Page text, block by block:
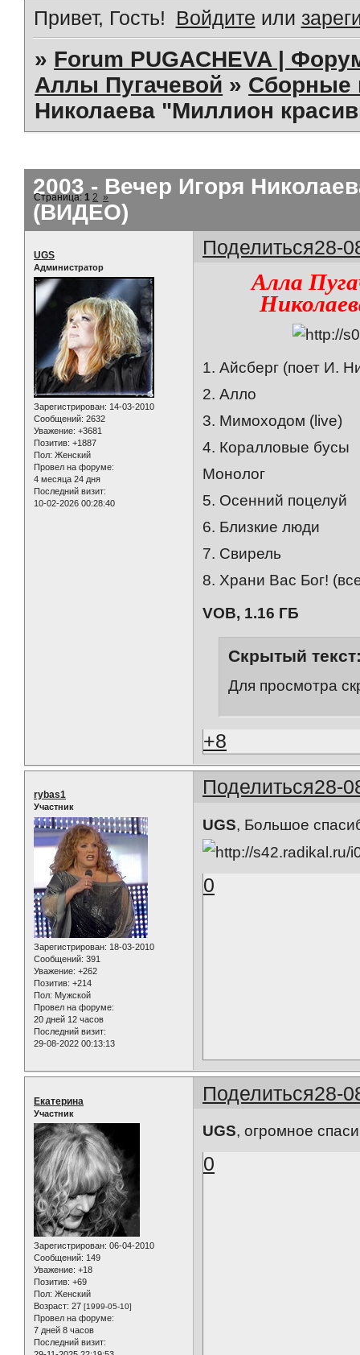
Привет, Гость! Войдите или
» Forum PUGACHEVA |
Аллы Пугачевой » Сборные
Николаева "Миллион
2003 - Вечер Игоря
(ВИДЕО)
Страница:1 2 »
Поделиться28-
UGS
Администратор
Зарегистрирован: 14-03-2010
Сообщений: 2632
Уважение: +3681
Позитив: +1887
Пол: Женский
Провел на форуме:
4 месяца 24 дня
Последний визит:
10-02-2026 00:28:40
Алла
1. Айсберг (поет И.
2. Алло
3. Мимоходом (live)
4. Коралловые бусы
Монолог
5. Осенний поцелуй
6. Близкие люди
7. Свирель
8. Храни Вас Бог!
VOB, 1.16 ГБ
Скрытый
Для просмотра
+8
Поделиться28-
rybas1
Участник
Зарегистрирован: 18-03-2010
Сообщений: 391
Уважение: +262
Позитив: +214
Пол: Мужской
Провел на форуме:
20 дней 12 часов
Последний визит:
29-08-2022 00:13:13
UGS, Большое
0
Поделиться28-
Екатерина
Участник
Зарегистрирован: 06-04-2010
Сообщений: 149
Уважение: +18
Позитив: +69
Пол: Женский
Возраст: 27 [1999-05-10]
Провел на форуме:
7 дней 8 часов
Последний визит:
UGS, огромное
0